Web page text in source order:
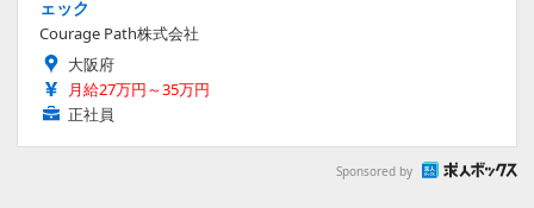
ェック
Courage Path株式会社
大阪府
月給27万円～35万円
正社員
Sponsored by